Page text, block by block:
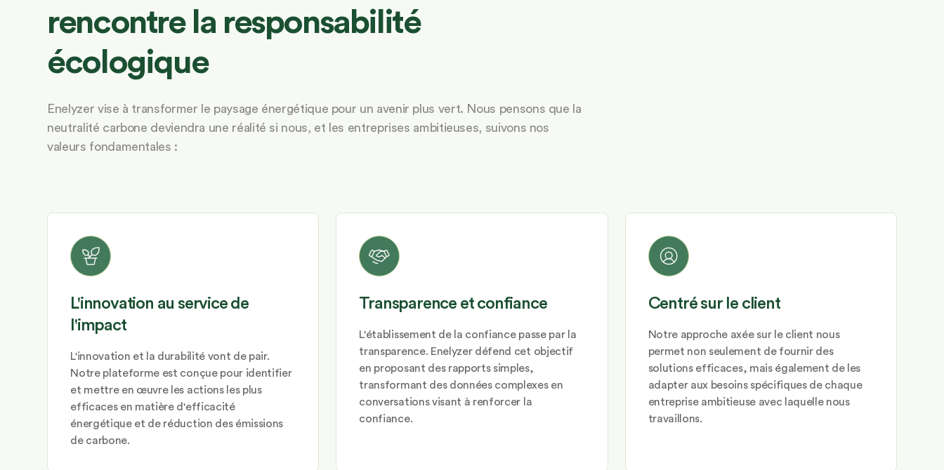
rencontre la responsabilité
écologique
Enelyzer vise à transformer le paysage énergétique pour un avenir plus vert. Nous pensons que la
neutralité carbone deviendra une réalité si nous, et les entreprises ambitieuses, suivons nos
valeurs fondamentales :
L'innovation au service de
l'impact
L'innovation et la durabilité vont de pair.
Notre plateforme est conçue pour identifier
et mettre en œuvre les actions les plus
efficaces en matière d'efficacité
énergétique et de réduction des émissions
de carbone.
Transparence et confiance
L'établissement de la confiance passe par la
transparence. Enelyzer défend cet objectif
en proposant des rapports simples,
transformant des données complexes en
conversations visant à renforcer la
confiance.
Centré sur le client
Notre approche axée sur le client nous
permet non seulement de fournir des
solutions efficaces, mais également de les
adapter aux besoins spécifiques de chaque
entreprise ambitieuse avec laquelle nous
travaillons.